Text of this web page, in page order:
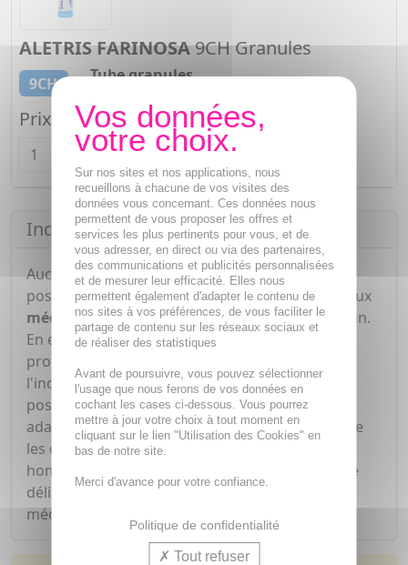
ALETRIS FARINOSA9CH Granules
9CH
Tube granules
Prix unitaire : 2,35€
Quantité
Indications
Aucune indication thérapeutique, aucune
posologie et aucune notice ne sont attribuées aux
médicaments homéopathiquesà nom commun.
En effet, pour ces médicaments, il revient aux
professionnels de santé d'en déterminer
l'indication (pathologie ou symptômes) et la
posologie. L'indication et la posologie sont ainsi
adaptées à chaque patient et prenant en compte
les données de l'usage traditionnel
homéopathique. Ces médicaments peuvent être
délivrés par le pharmacien sans prescription
médicale.
Sur nos sites et nos applications, nous
recueillons à chacune de vos visites des
données vous concernant. Ces données nous
permettent de vous proposer les offres et
services les plus pertinents pour vous, et de
vous adresser, en direct ou via des partenaires,
des communications et publicités personnalisées
et de mesurer leur efficacité. Elles nous
permettent également d'adapter le contenu de
nos sites à vos préférences, de vous faciliter le
partage de contenu sur les réseaux sociaux et
de réaliser des statistiques
Avant de poursuivre, vous pouvez sélectionner
l'usage que nous ferons de vos données en
cochant les cases ci-dessous. Vous pourrez
mettre à jour votre choix à tout moment en
cliquant sur le lien "Utilisation des Cookies" en
bas de notre site.
Merci d'avance pour votre confiance.
Politique de confidentialité
Tout refuser